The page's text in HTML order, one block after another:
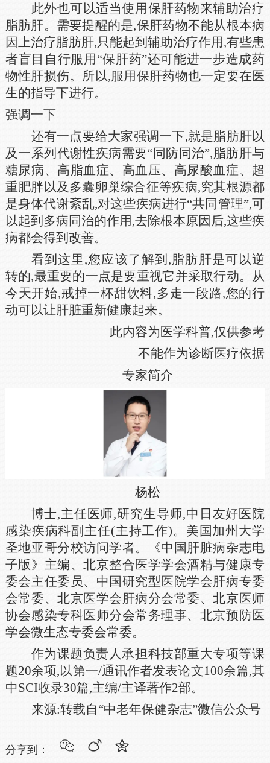
此外也可以适当使用保肝药物来辅助治疗
脂肪肝。需要提醒的是,保肝药物不能从根本病
因上治疗脂肪肝,只能起到辅助治疗作用,有些患
者盲目自行服用“保肝药”还可能进一步造成药
物性肝损伤。所以,服用保肝药物也一定要在医
生的指导下进行。
强调一下
还有一点要给大家强调一下,就是脂肪肝以
及一系列代谢性疾病需要“同防同治”,脂肪肝与
糖尿病、高脂血症、高血压、高尿酸血症、超
重肥胖以及多囊卵巢综合征等疾病,究其根源都
是身体代谢紊乱,对这些疾病进行“共同管理”,可
以起到多病同治的作用,去除根本原因后,这些疾
病都会得到改善。
看到这里,您应该了解到,脂肪肝是可以逆
转的,最重要的一点是要重视它并采取行动。从
今天开始,戒掉一杯甜饮料,多走一段路,您的行
动可以让肝脏重新健康起来。
此内容为医学科普,仅供参考
不能作为诊断医疗依据
专家简介
杨松
博士,主任医师,研究生导师,中日友好医院
感染疾病科副主任(主持工作)。美国加州大学
圣地亚哥分校访问学者。《中国肝脏病杂志电
子版》主编、北京整合医学学会酒精与健康专
委会主任委员、中国研究型医院学会肝病专委
会常委、北京医学会肝病分会常委、北京医师
协会感染专科医师分会常务理事、北京预防医
学会微生态专委会常委。
作为课题负责人承担科技部重大专项等课
题20余项,以第一/通讯作者发表论文100余篇,其
中SCI收录30篇,主编/主译著作2部。
来源:转载自“中老年保健杂志”微信公众号
分享到：